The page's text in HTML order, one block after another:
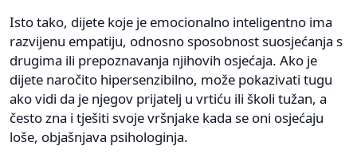
Isto tako, dijete koje je emocionalno inteligentno ima
razvijenu empatiju, odnosno sposobnost suosjećanja s
drugima ili prepoznavanja njihovih osjećaja. Ako je
dijete naročito hipersenzibilno, može pokazivati tugu
ako vidi da je njegov prijatelj u vrtiću ili školi tužan, a
često zna i tješiti svoje vršnjake kada se oni osjećaju
loše, objašnjava psihologinja.